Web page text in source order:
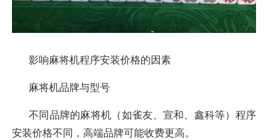
影响麻将机程序安装价格的因素
麻将机品牌与型号
不同品牌的麻将机（如雀友、宣和、鑫科等）程序
安装价格不同，高端品牌可能收费更高。